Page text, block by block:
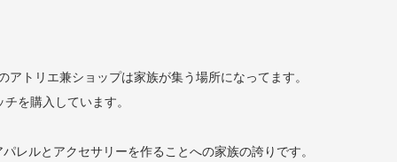
トリエ兼ショップは家族が集う場所になってます。
を購入しています。
レルとアクセサリーを作ることへの家族の誇りです。